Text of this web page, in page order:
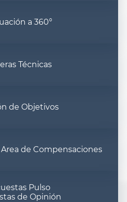
a 360°
Técnicas
de Objetivos
de Compensaciones
Pulso
de Opinión